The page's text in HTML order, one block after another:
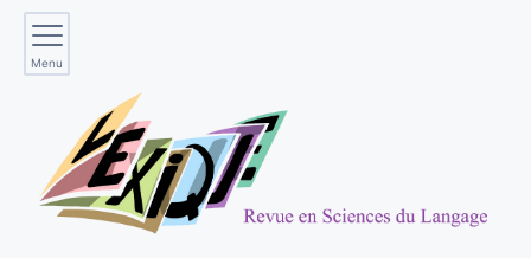
Menu